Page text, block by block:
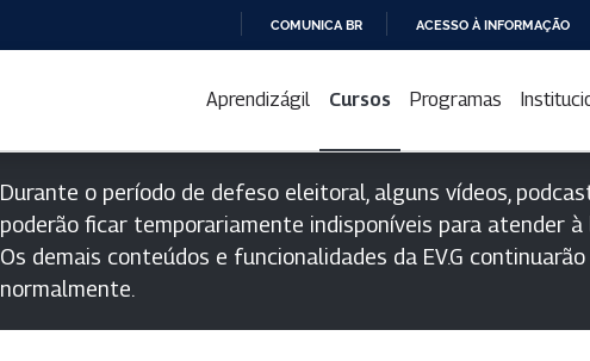
PARA
CONTEÚDO
COMUNICA BR ACESSO À INFORMAÇÃO
Aprendizágil Cursos Programas
Durante o período de defeso eleitoral, alguns vídeos,
poderão ficar temporariamente indisponíveis para atender
Os demais conteúdos e funcionalidades da EV.G
normalmente.